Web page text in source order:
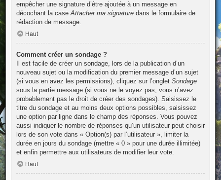
empêcher une signature d’être ajoutée à un message en
décochant la caseAttacher ma signaturedans le formulaire de
rédaction de message.
Haut
Comment créer un sondage ?
Il est facile de créer un sondage, lors de la publication d’un
nouveau sujet ou la modification du premier message d’un sujet
(si vous en avez les permissions), cliquez sur l’onglet Sondage
sous la partie message (si vous ne le voyez pas, vous n’avez
probablement pas le droit de créer des sondages). Saisissez le
titre du sondage et au moins deux options possibles, saisissez
une option par ligne dans le champ des réponses. Vous pouvez
aussi indiquer le nombre de réponses qu’un utilisateur peut choisir
lors de son vote dans « Option(s) par l’utilisateur », limiter la
durée en jours du sondage (mettre « 0 » pour une durée illimitée)
et enfin permettre aux utilisateurs de modifier leur vote.
Haut